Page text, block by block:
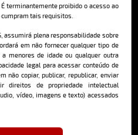
terminantemente proibido o acesso ao
cumpram tais requisitos.
assumirá plena responsabilidade sobre
em não fornecer qualquer tipo de
menores de idade ou qualquer outra
legal para acessar conteúdo de
não copiar, publicar, republicar, enviar
direitos de propriedade intelectual
vídeo, imagens e texto) acessados
a mais
da internet
receber emails da Bella da Semana